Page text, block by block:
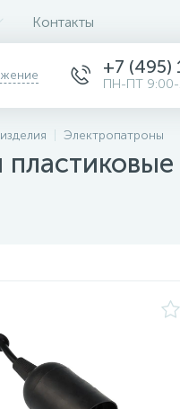
Контакты
+7 (495)
ПН-ПТ 9:00-
Электропатроны